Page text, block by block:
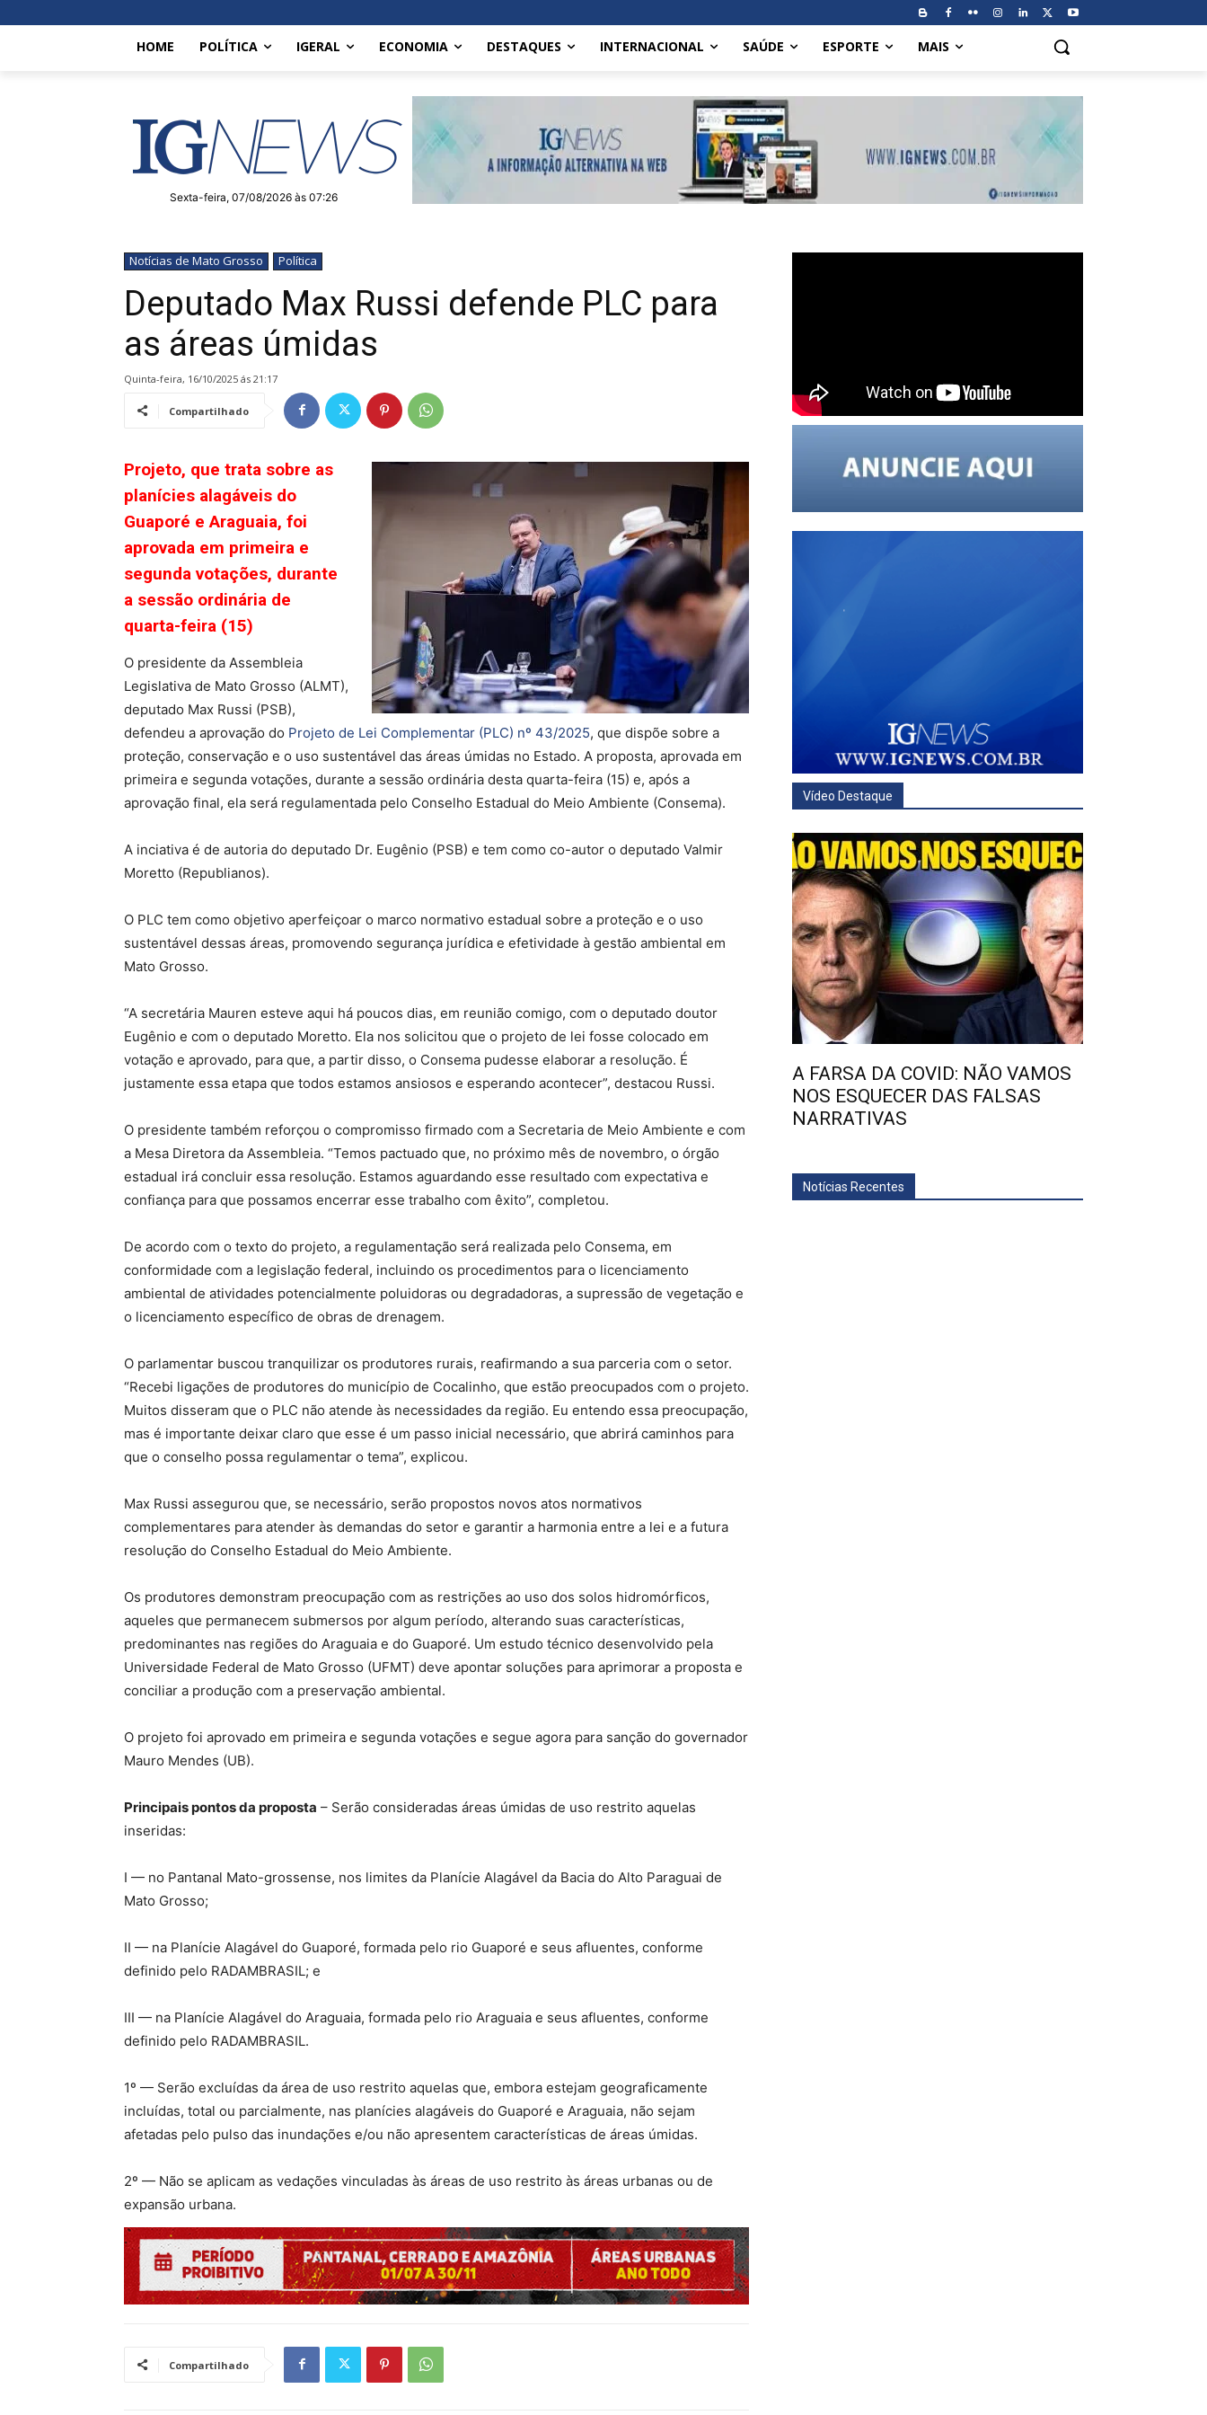
HOME POLÍTICA IGERAL ECONOMIA DESTAQUES INTERNACIONAL SAÚDE ESPORTE MAIS
Sexta-feira, 07/08/2026 às 07:26
Notícias de Mato Grosso Política
Deputado Max Russi defende PLC para
as áreas úmidas
quinta-feira, 16/10/2025 ás 21:17
Compartilhado
Projeto, que trata sobre as
planícies alagáveis do
Guaporé e Araguaia, foi
aprovada em primeira e
segunda votações, durante
a sessão ordinária de
quarta-feira (15)
O presidente da Assembleia
Legislativa de Mato Grosso (ALMT),
deputado Max Russi (PSB),
defendeu a aprovação do Projeto de Lei Complementar (PLC) nº 43/2025, que dispõe sobre a
proteção, conservação e o uso sustentável das áreas úmidas no Estado. A proposta, aprovada em
primeira e segunda votações, durante a sessão ordinária desta quarta-feira (15) e, após a
aprovação final, ela será regulamentada pelo Conselho Estadual do Meio Ambiente (Consema).
A inciativa é de autoria do deputado Dr. Eugênio (PSB) e tem como co-autor o deputado Valmir
Moretto (Republianos).
O PLC tem como objetivo aperfeiçoar o marco normativo estadual sobre a proteção e o uso
sustentável dessas áreas, promovendo segurança jurídica e efetividade à gestão ambiental em
Mato Grosso.
“A secretária Mauren esteve aqui há poucos dias, em reunião comigo, com o deputado doutor
Eugênio e com o deputado Moretto. Ela nos solicitou que o projeto de lei fosse colocado em
votação e aprovado, para que, a partir disso, o Consema pudesse elaborar a resolução. É
justamente essa etapa que todos estamos ansiosos e esperando acontecer”, destacou Russi.
O presidente também reforçou o compromisso firmado com a Secretaria de Meio Ambiente e com
a Mesa Diretora da Assembleia. “Temos pactuado que, no próximo mês de novembro, o órgão
estadual irá concluir essa resolução. Estamos aguardando esse resultado com expectativa e
confiança para que possamos encerrar esse trabalho com êxito”, completou.
De acordo com o texto do projeto, a regulamentação será realizada pelo Consema, em
conformidade com a legislação federal, incluindo os procedimentos para o licenciamento
ambiental de atividades potencialmente poluidoras ou degradadoras, a supressão de vegetação e
o licenciamento específico de obras de drenagem.
O parlamentar buscou tranquilizar os produtores rurais, reafirmando a sua parceria com o setor.
“Recebi ligações de produtores do município de Cocalinho, que estão preocupados com o projeto.
Muitos disseram que o PLC não atende às necessidades da região. Eu entendo essa preocupação,
mas é importante deixar claro que esse é um passo inicial necessário, que abrirá caminhos para
que o conselho possa regulamentar o tema”, explicou.
Max Russi assegurou que, se necessário, serão propostos novos atos normativos
complementares para atender às demandas do setor e garantir a harmonia entre a lei e a futura
resolução do Conselho Estadual do Meio Ambiente.
Os produtores demonstram preocupação com as restrições ao uso dos solos hidromórficos,
aqueles que permanecem submersos por algum período, alterando suas características,
predominantes nas regiões do Araguaia e do Guaporé. Um estudo técnico desenvolvido pela
Universidade Federal de Mato Grosso (UFMT) deve apontar soluções para aprimorar a proposta e
conciliar a produção com a preservação ambiental.
O projeto foi aprovado em primeira e segunda votações e segue agora para sanção do governador
Mauro Mendes (UB).
Principais pontos da proposta – Serão consideradas áreas úmidas de uso restrito aquelas
inseridas:
I — no Pantanal Mato-grossense, nos limites da Planície Alagável da Bacia do Alto Paraguai de
Mato Grosso;
II — na Planície Alagável do Guaporé, formada pelo rio Guaporé e seus afluentes, conforme
definido pelo RADAMBRASIL; e
III — na Planície Alagável do Araguaia, formada pelo rio Araguaia e seus afluentes, conforme
definido pelo RADAMBRASIL.
1º — Serão excluídas da área de uso restrito aquelas que, embora estejam geograficamente
incluídas, total ou parcialmente, nas planícies alagáveis do Guaporé e Araguaia, não sejam
afetadas pelo pulso das inundações e/ou não apresentem características de áreas úmidas.
2º — Não se aplicam as vedações vinculadas às áreas de uso restrito às áreas urbanas ou de
expansão urbana.
Compartilhado
Vídeo Destaque
A FARSA DA COVID: NÃO VAMOS
NOS ESQUECER DAS FALSAS
NARRATIVAS
Notícias Recentes